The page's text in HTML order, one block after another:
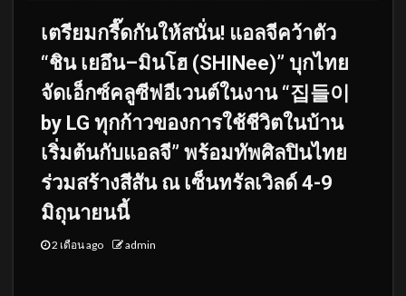
เตรียมกรี๊ดกันให้สนั่น! แอลจีคว้าตัว
“ชิน เยอึน–มินโฮ (SHINee)” บุกไทย
จัดเอ็กซ์คลูซีฟอีเวนต์ในงาน “집들이
by LG ทุกก้าวของการใช้ชีวิตในบ้าน
เริ่มต้นกับแอลจี” พร้อมทัพศิลปินไทย
ร่วมสร้างสีสัน ณ เซ็นทรัลเวิลด์ 4-9
มิถุนายนนี้
2 เดือน ago admin